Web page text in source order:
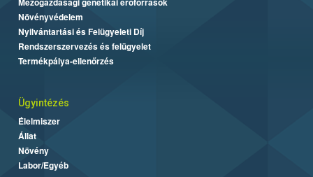
Növényvédelem
Nyilvántartási és Felügyeleti Díj
Rendszerszervezés és felügyelet
Termékpálya-ellenőrzés
Ügyintézés
Élelmiszer
Állat
Növény
Labor/Egyéb